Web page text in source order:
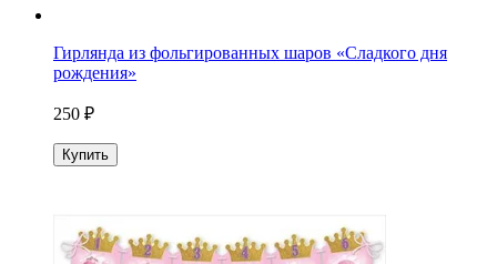
Гирлянда из фольгированных шаров «Сладкого дня
рождения»
250 ₽
Купить